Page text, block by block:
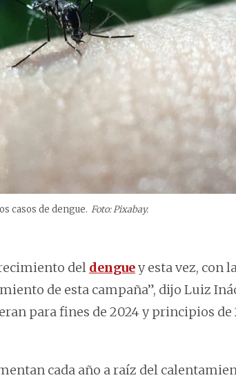
casos de dengue. Foto: Pixabay.
del denguey esta vez, con
de esta campaña”, dijo Luiz
para fines de 2024 y principios de
cada año a raíz del